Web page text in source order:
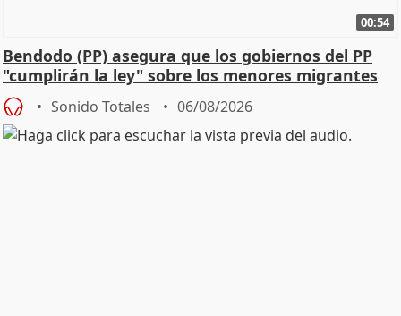
00:54
Bendodo (PP) asegura que los gobiernos del PP
"cumplirán la ley" sobre los menores migrantes
Sonido Totales 06/08/2026